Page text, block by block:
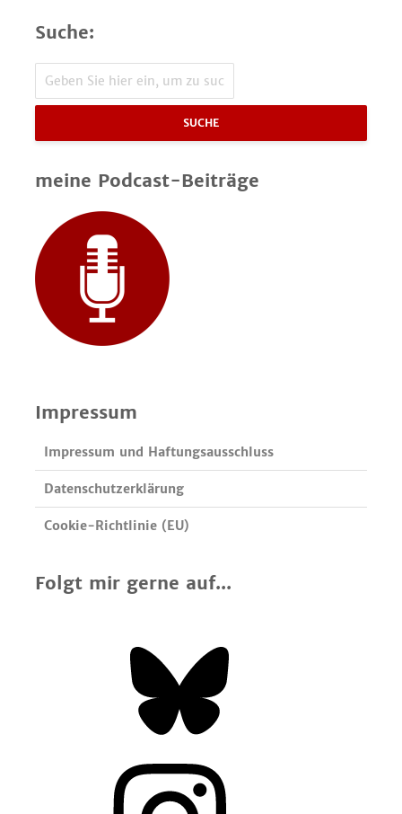
Suche:
SUCHE
meine Podcast-Beiträge
Impressum
Impressum und Haftungsausschluss
Datenschutzerklärung
Cookie-Richtlinie (EU)
Folgt mir gerne auf...